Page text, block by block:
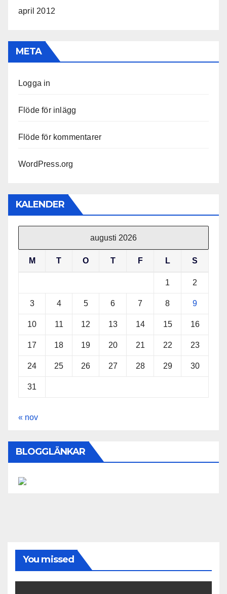
april 2012
META
Logga in
Flöde för inlägg
Flöde för kommentarer
WordPress.org
KALENDER
augusti 2026
M T O T F L S
1 2
3 4 5 6 7 8 9
10 11 12 13 14 15 16
17 18 19 20 21 22 23
24 25 26 27 28 29 30
31
« nov
BLOGGLÄNKAR
You missed